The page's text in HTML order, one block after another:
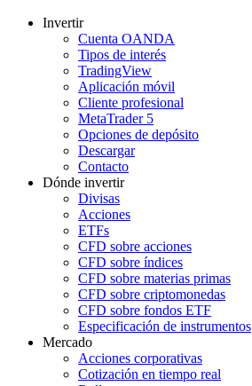
Invertir
Cuenta OANDA
Tipos de interés
TradingView
Aplicación móvil
Cliente profesional
MetaTrader 5
Opciones de depósito
Descargar
Contacto
Dónde invertir
Divisas
Acciones
ETFs
CFD sobre acciones
CFD sobre índices
CFD sobre materias primas
CFD sobre criptomonedas
CFD sobre fondos ETF
Especificación de instrumentos
Mercado
Acciones corporativas
Cotización en tiempo real